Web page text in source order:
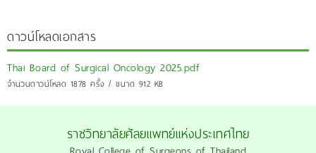
ดาวน์โหลดเอกสาร
Thai Board of Surgical Oncology 2025.pdf
จำนวนดาวน์โหลด 1878 ครั้ง / ขนาด 912 KB
ราชวิทยาลัยศัลยแพทย์แห่งประเทศไทย